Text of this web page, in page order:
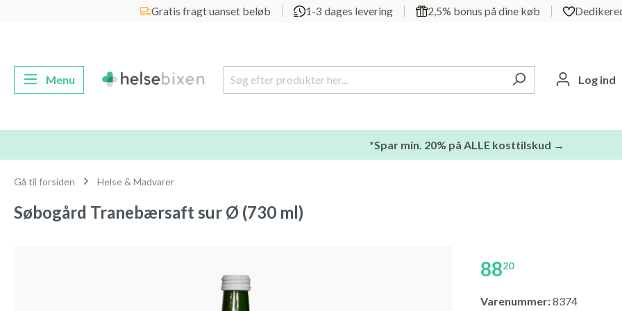
Gå til hovednavigationGratis fragt uanset beløb 1-3 dages levering 2,5% bonus på dine køb
Menu Log ind
*Spar min. 20% på ALLE kosttilskud →
Gå til forsiden Helse & Madvarer
Søbogård Tranebærsaft sur Ø (730 ml)
8820
Varenummer:8374